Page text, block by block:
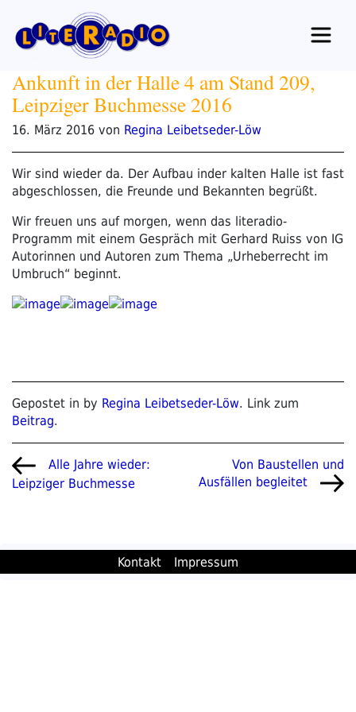
Inhalt
springen
Ankunft in der Halle 4 am Stand 209,
Leipziger Buchmesse 2016
16. März 2016Veröffentlicht
von Regina Leibetseder-Löw
Wir sind wieder da. Der Aufbau inder kalten Halle ist fast
abgeschlossen, die Freunde und Bekannten begrüßt.
Wir freuen uns auf morgen, wenn das literadio-
Programm mit einem Gespräch mit Gerhard Ruiss von IG
Autorinnen und Autoren zum Thema „Urheberrecht im
Umbruch“ beginnt.
Gepostet in by Regina Leibetseder-Löw. Link zum
Beitrag.
Beitragsnavigation
Vorheriger
Beitrag
Alle Jahre wieder:
Leipziger Buchmesse
Nächster
Beitrag
Von Baustellen und
Ausfällen begleitet
Kontakt Impressum